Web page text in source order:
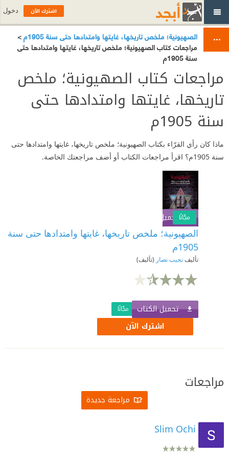
الصهيونية؛ ملخص تاريخها، غايتها وامتدادها حتى سنة 1905م
>
مراجعات كتاب الصهيونية؛ ملخص تاريخها، غايتها وامتدادها حتى
سنة 1905م
مراجعات كتاب الصهيونية؛ ملخص
تاريخها، غايتها وامتدادها حتى
سنة 1905م
ماذا كان رأي القرّاء بكتاب الصهيونية؛ ملخص تاريخها، غايتها وامتدادها حتى
سنة 1905م؟ اقرأ مراجعات الكتاب أو أضف مراجعتك الخاصة.
تحميل الكتابمجّانًا
الصهيونية؛ ملخص تاريخها، غايتها وامتدادها حتى سنة
1905م
تأليفنجيب نصار (تأليف)
تحميل الكتاب مجّانًا
اشترك الآن
مراجعات
مراجعة جديدة
Slim Ochi
اشترك الآن دخول